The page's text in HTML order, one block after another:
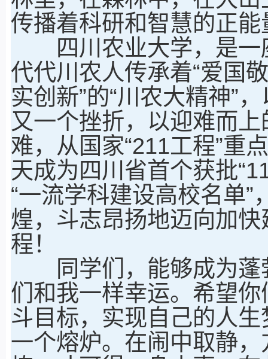
传播着科研和智慧的正能
四川农业大学，是一
代代川农人传承着“爱国
实创新”的“川农大精神”
又一个挫折，以迎难而
难，从国家“211工程”重
天成为四川省首个获批
“一流学科建设高校名单
煌，斗志昂扬地迈向加
程！
同学们，能够成为蓬
们和我一样幸运。希望
斗目标，实现自己的人
一个熔炉。在闹中取静